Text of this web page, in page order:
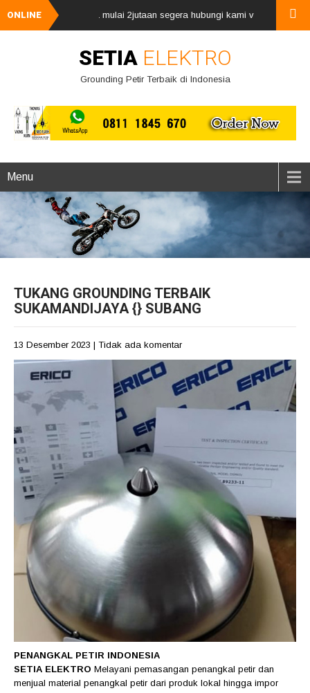
ONLINEpetir, harga mulai 2jutaan segera hubungi kami via whatsApp
SETIA ELEKTRO
Grounding Petir Terbaik di Indonesia
Menu
TUKANG GROUNDING TERBAIK
SUKAMANDIJAYA {} SUBANG
13 Desember 2023 | Tidak ada komentar
PENANGKAL PETIR INDONESIA
SETIA ELEKTRO Melayani pemasangan penangkal petir dan
menjual material penangkal petir dari produk lokal hingga impor